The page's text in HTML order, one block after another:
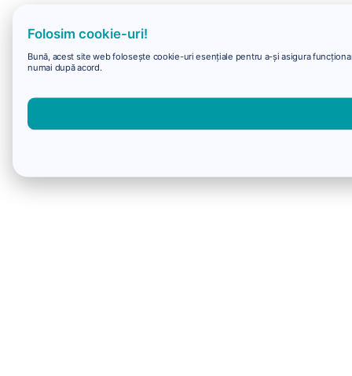
Folosim cookie-uri!
Bună, acest site web folosește cookie-uri esențiale pentru a-și asigura
numai după acord.